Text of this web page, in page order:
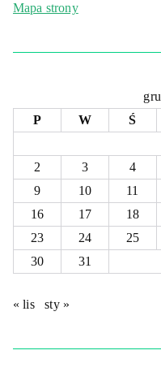
Mapa strony
P
W Ś
2
3 4
9
10 11
16
17 18
23
24 25
30
31
« lis sty »